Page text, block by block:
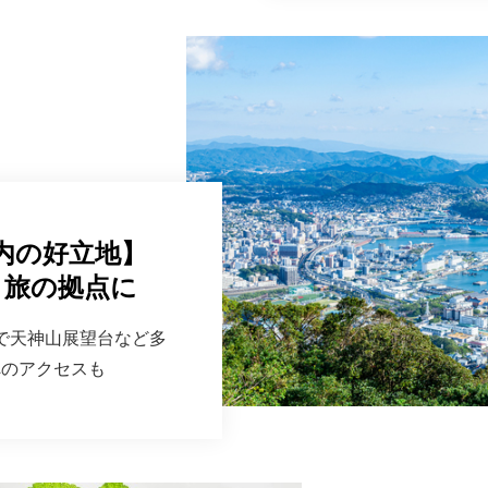
好立地】
の拠点に
天神山展望台など多
アクセスも